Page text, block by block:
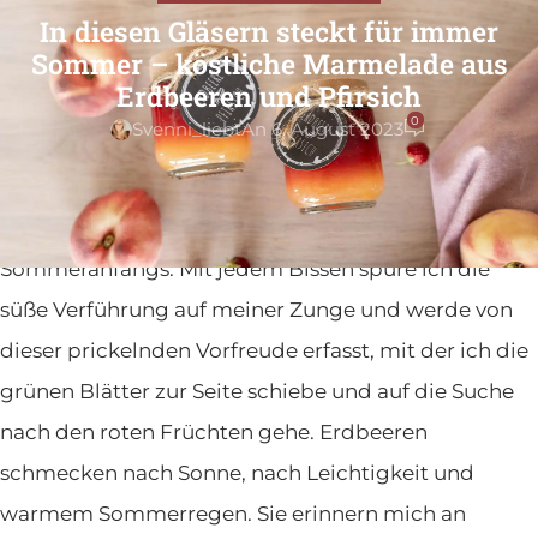
In diesen Gläsern steckt für immer
Sommer – köstliche Marmelade aus
Erdbeeren und Pfirsich
Svenni_liebtAn 6. August 2023 0
Rezept / Anleitung drucken
Erdbeeren – sie sind für mich der Inbegriff des
Sommeranfangs. Mit jedem Bissen spüre ich die
süße Verführung auf meiner Zunge und werde von
dieser prickelnden Vorfreude erfasst, mit der ich die
grünen Blätter zur Seite schiebe und auf die Suche
nach den roten Früchten gehe. Erdbeeren
schmecken nach Sonne, nach Leichtigkeit und
warmem Sommerregen. Sie erinnern mich an